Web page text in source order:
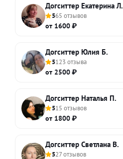
Догситтер Екатерина Л.
565 отзывов
от 1600 ₽
Догситтер Юлия Б.
5123 отзыва
от 2500 ₽
Догситтер Наталья П.
515 отзывов
от 1800 ₽
Догситтер Светлана В.
527 отзывов